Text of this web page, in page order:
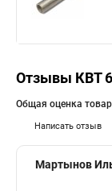
Отзывы КВТ
Написать отзыв
Общая оценка
Мартынов